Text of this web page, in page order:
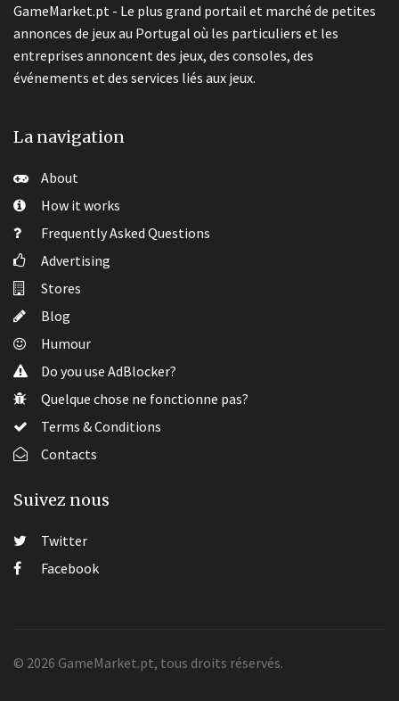
GameMarket.pt - Le plus grand portail et marché de petites
annonces de jeux au Portugal où les particuliers et les
entreprises annoncent des jeux, des consoles, des
événements et des services liés aux jeux.
La navigation
About
How it works
Frequently Asked Questions
Advertising
Stores
Blog
Humour
Do you use AdBlocker?
Quelque chose ne fonctionne pas?
Terms & Conditions
Contacts
Suivez nous
Twitter
Facebook
© 2026 GameMarket.pt, tous droits réservés.